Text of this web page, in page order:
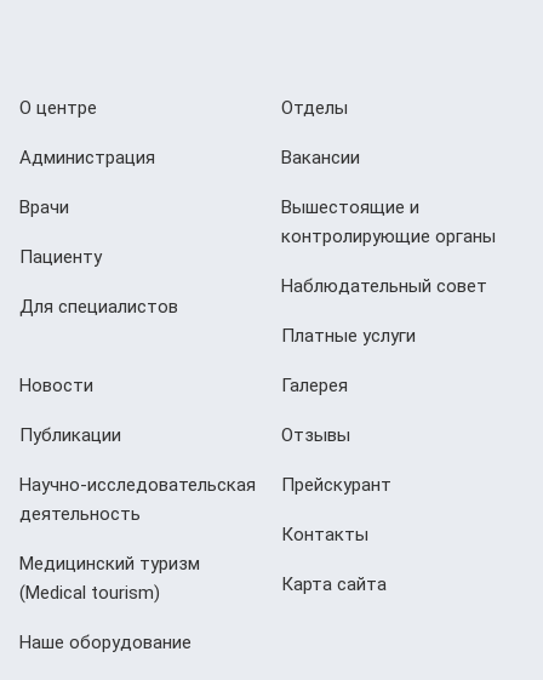
О центре
Администрация
Врачи
Пациенту
Для специалистов
Отделы
Вакансии
Вышестоящие и
контролирующие органы
Наблюдательный совет
Платные услуги
Новости
Публикации
Научно-исследовательская
деятельность
Медицинский туризм
(Мedical tourism)
Наше оборудование
Галерея
Отзывы
Прейскурант
Контакты
Карта сайта